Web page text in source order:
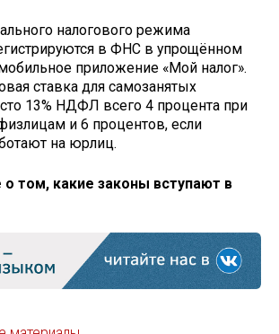
налогового режима
в ФНС в упрощённом
приложение «Мой налог».
ставка для самозанятых
13% НДФЛ всего 4 процента при
и 6 процентов, если
на юрлиц.
том, какие законы вступают в